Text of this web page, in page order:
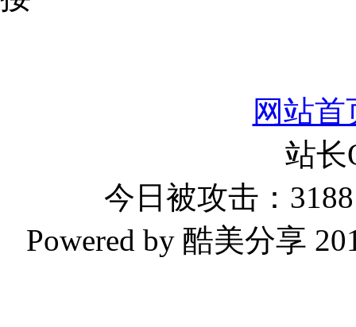
网站首
站
今日被攻击：
Powered by 酷美分享